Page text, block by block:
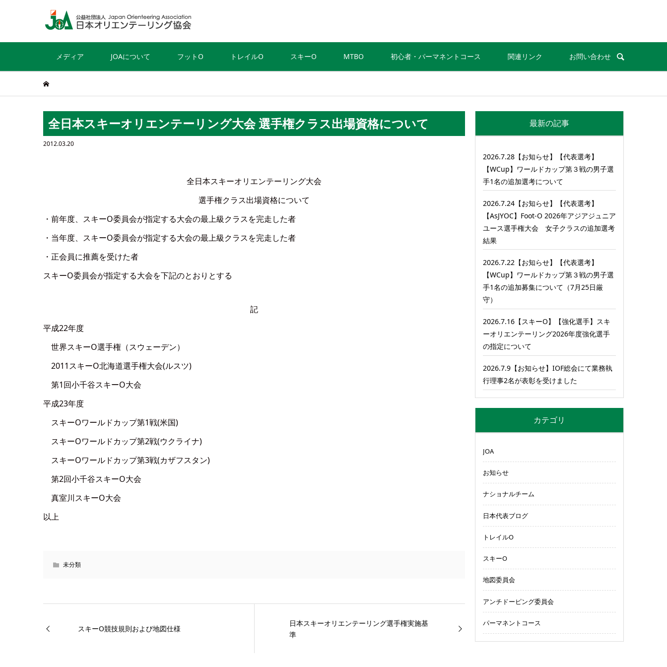
メディア JOAについて フットO トレイルO スキーO MTBO 初心者・パーマネントコース 関連リンク お問い合わせ
全日本スキーオリエンテーリング大会 選手権クラス出場資格について
2012.03.20
全日本スキーオリエンテーリング大会
選手権クラス出場資格について
・前年度、スキーO委員会が指定する大会の最上級クラスを完走した者
・当年度、スキーO委員会が指定する大会の最上級クラスを完走した者
・正会員に推薦を受けた者
スキーO委員会が指定する大会を下記のとおりとする
記
平成22年度
世界スキーO選手権（スウェーデン）
2011スキーO北海道選手権大会(ルスツ)
第1回小千谷スキーO大会
平成23年度
スキーOワールドカップ第1戦(米国)
スキーOワールドカップ第2戦(ウクライナ)
スキーOワールドカップ第3戦(カザフスタン)
第2回小千谷スキーO大会
真室川スキーO大会
以上
未分類
スキーO競技規則および地図仕様
日本スキーオリエンテーリング選手権実施基
準
最新の記事
2026.7.28【お知らせ】【代表選考】
【WCup】ワールドカップ第３戦の男子選
手1名の追加選考について
2026.7.24【お知らせ】【代表選考】
【AsJYOC】Foot-O 2026年アジアジュニア
ユース選手権大会 女子クラスの追加選考
結果
2026.7.22【お知らせ】【代表選考】
【WCup】ワールドカップ第３戦の男子選
手1名の追加募集について（7月25日厳
守）
2026.7.16【スキーO】【強化選手】スキ
ーオリエンテーリング2026年度強化選手
の指定について
2026.7.9【お知らせ】IOF総会にて業務執
行理事2名が表彰を受けました
カテゴリ
JOA
お知らせ
ナショナルチーム
日本代表ブログ
トレイルO
スキーO
地図委員会
アンチドーピング委員会
パーマネントコース